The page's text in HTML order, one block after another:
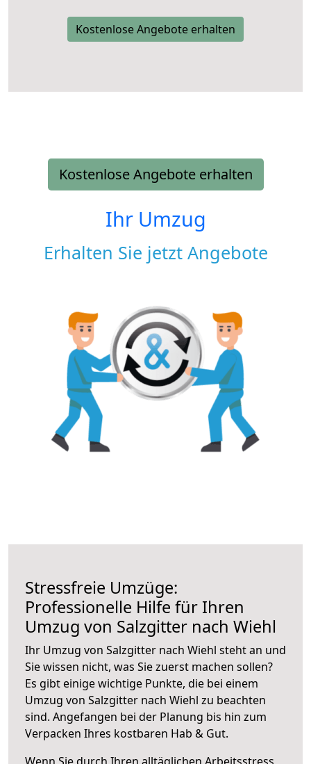
Kostenlose Angebote erhalten
Kostenlose Angebote erhalten
Ihr Umzug
Erhalten Sie jetzt Angebote
Stressfreie Umzüge:
Professionelle Hilfe für Ihren
Umzug von Salzgitter nach Wiehl
Ihr Umzug von Salzgitter nach Wiehl steht an und
Sie wissen nicht, was Sie zuerst machen sollen?
Es gibt einige wichtige Punkte, die bei einem
Umzug von Salzgitter nach Wiehl zu beachten
sind. Angefangen bei der Planung bis hin zum
Verpacken Ihres kostbaren Hab & Gut.